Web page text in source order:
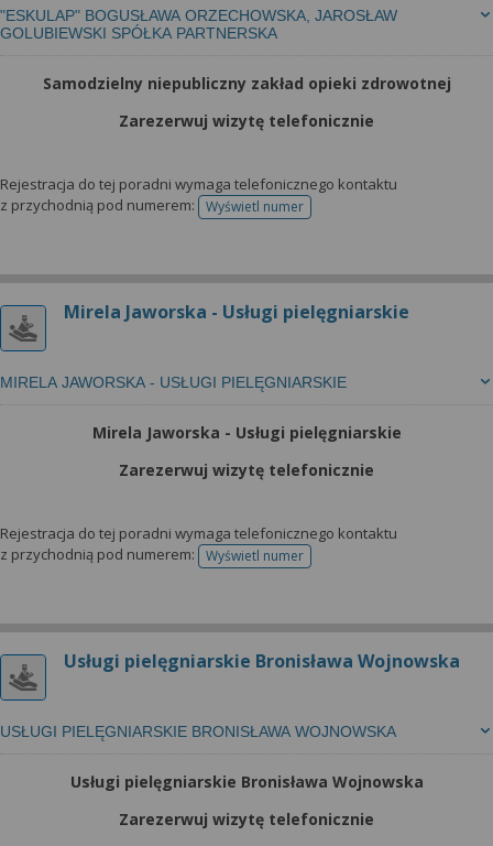
"ESKULAP" BOGUSŁAWA ORZECHOWSKA, JAROSŁAW
GOLUBIEWSKI SPÓŁKA PARTNERSKA
Samodzielny niepubliczny zakład opieki zdrowotnej
Zarezerwuj wizytę telefonicznie
Rejestracja do tej poradni wymaga telefonicznego kontaktu
z przychodnią pod numerem:
Wyświetl numertelefonu do rejestracji
Mirela Jaworska - Usługi pielęgniarskie
MIRELA JAWORSKA - USŁUGI PIELĘGNIARSKIE
Mirela Jaworska - Usługi pielęgniarskie
Zarezerwuj wizytę telefonicznie
Rejestracja do tej poradni wymaga telefonicznego kontaktu
z przychodnią pod numerem:
Wyświetl numertelefonu do rejestracji
Usługi pielęgniarskie Bronisława Wojnowska
USŁUGI PIELĘGNIARSKIE BRONISŁAWA WOJNOWSKA
Usługi pielęgniarskie Bronisława Wojnowska
Zarezerwuj wizytę telefonicznie